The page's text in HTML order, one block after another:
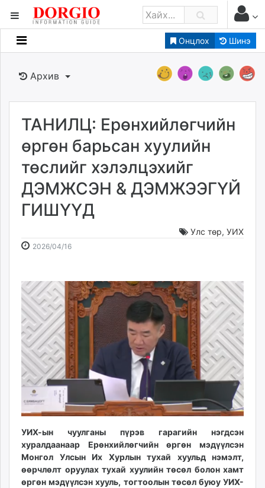
Онцлох Шинэ
Мэдээллийн
Банк санхүү
Бизнес ААН
Төрийн
dorgio.mn
Gogo.mn
caak.mn
news.mn
Baabar.mn
mnb.mn
Livetv.mn
Eguur.mn
24tsag.mn
shuud.mn
eagle.mn
ergelt.mn
zarig.mn
mminfo.mn
ugluu.mn
urlag.mn
unen.mn
Архив
ТАНИЛЦ: Ерөнхийлөгчийн
өргөн барьсан хуулийн
төслийг хэлэлцэхийг
ДЭМЖСЭН & ДЭМЖЭЭГҮЙ
ГИШҮҮД
Улс төр, УИХ
2026/04/162026-
11:24:50
2026-
22:52:42
УИХ-ын чуулганы пүрэв гарагийн нэгдсэн
хуралдаанаар Ерөнхийлөгчийн өргөн мэдүүлсэн
Монгол Улсын Их Хурлын тухай хуульд нэмэлт,
өөрчлөлт оруулах тухай хуулийн төсөл болон хамт
өргөн мэдүүлсэн хууль, тогтоолын төсөл буюу УИХ-